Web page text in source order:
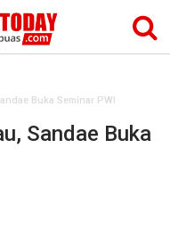
Buka Seminar PWI
Sandae Buka